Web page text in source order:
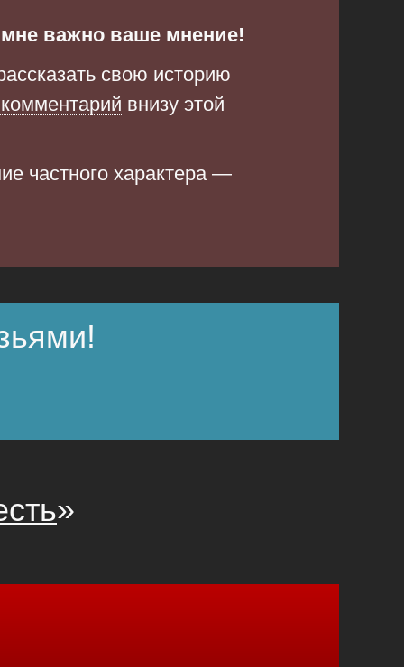
важно ваше мнение!
свою историю
внизу этой
частного характера —
»